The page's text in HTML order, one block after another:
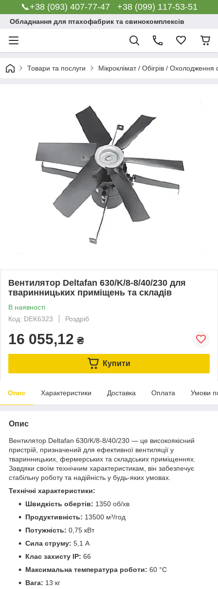
📞+38 (093) 407-77-47 +38 (099) 117-53-51
Обладнання для птахофабрик та свинокомплексів
Товари та послуги Мікроклімат / Обігрів /
Вентилятор Deltafan 630/K/8-8/40/230 для
тваринницьких приміщень та складів
В наявності
Код: DEK6323
Роздріб
16 055,12 ₴
Купити
Опис Характеристики Доставка Оплата Умови
Опис
Вентилятор Deltafan 630/K/8-8/40/230 — це високоякісний
пристрій, призначений для ефективної вентиляції у
тваринницьких, фермерських та складських приміщеннях.
Завдяки своїм технічним характеристикам, він забезпечує
стабільну роботу та надійність у будь-яких умовах.
Технічні характеристики:
Швидкість обертів: 1350 об/хв
Продуктивність: 13500 м³/год
Потужність: 0,75 кВт
Сила струму: 5,1 А
Клас захисту IP: 66
Максимальна температура роботи: 60 °C
Вага: 13 кг